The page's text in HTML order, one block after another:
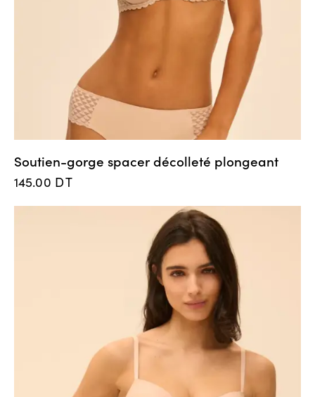
Soutien-gorge spacer décolleté plongeant
145.00 DT